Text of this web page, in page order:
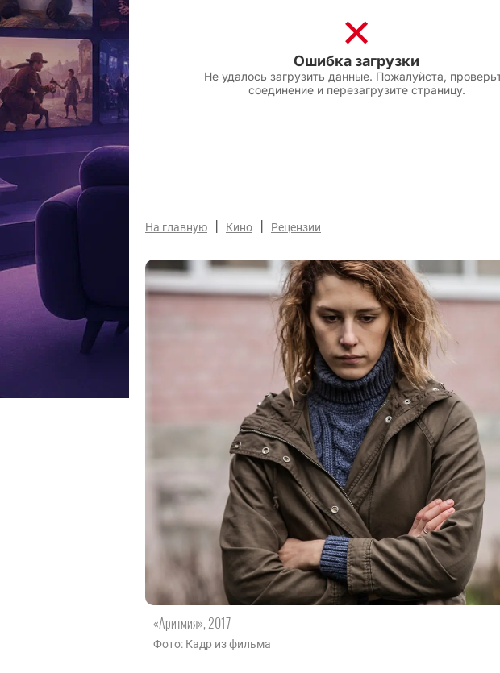
На главную | Кино | Рецензии
«Аритмия», 2017
Фото: Кадр из фильма